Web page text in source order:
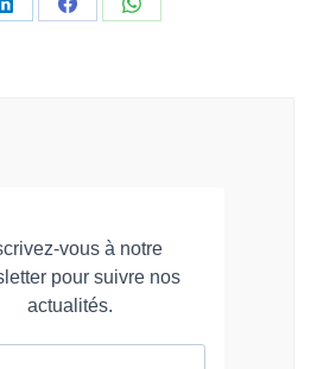
PartagerPartagerPartager